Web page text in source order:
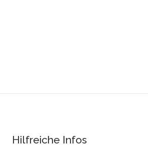
Hilfreiche Infos